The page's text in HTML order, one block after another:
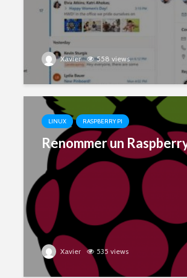
Xavier 558 views
LINUX RASPBERRY PI
Renommer un
Xavier 535 views